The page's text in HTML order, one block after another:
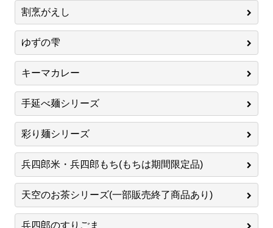
割烹がえし
ゆずの雫
キーマカレー
手延べ麺シリーズ
彩り麺シリーズ
兵四郎米・兵四郎もち(もちは期間限定品)
天空のお茶シリーズ(一部販売終了商品あり)
兵四郎のすりごま